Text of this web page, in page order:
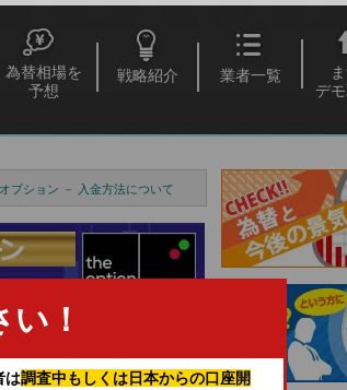
！
は調査中もしくは日本からの口座開
為替相場を
予想
戦略紹介 業者一覧
デ
プション － 入金方法について